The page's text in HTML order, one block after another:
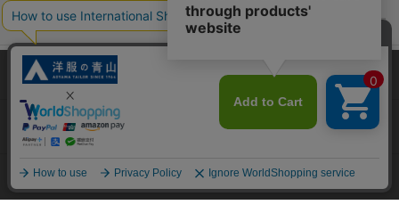
便利なサービス
インフォメーション
おすすめコンテンツ
ポリシー・企業情報
当サイトでは、快適な閲覧体験とコンテンツ改善のためにCookieを使用
しています。閲覧を続けることで、Cookieの使用に同意したものとみな
します。詳細については
同意して閉じる